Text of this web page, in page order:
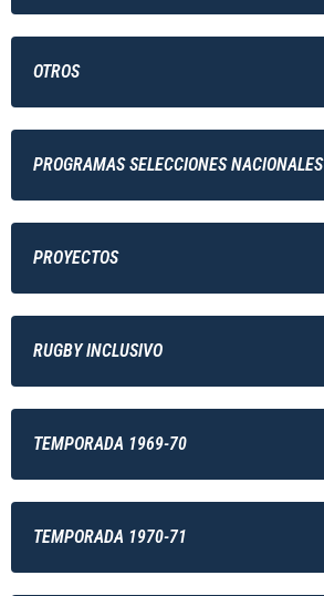
OTROS
PROGRAMAS SELECCIONES NACIONALES
PROYECTOS
RUGBY INCLUSIVO
TEMPORADA 1969-70
TEMPORADA 1970-71